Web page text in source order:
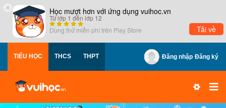
× Học mượt hơn với ứng dụng vuihoc.vn
Từ lớp 1 đến lớp 12
Dùng thử miễn phí trên Play Store Tải về
TIỂU HỌC THCS THPT Đăng nhập Đăng ký